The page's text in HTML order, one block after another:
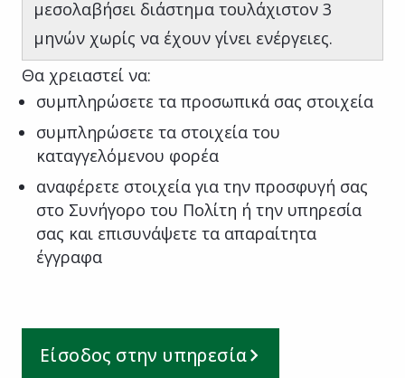
μεσολαβήσει διάστημα τουλάχιστον 3
μηνών χωρίς να έχουν γίνει ενέργειες.
Θα χρειαστεί να:
συμπληρώσετε τα προσωπικά σας στοιχεία
συμπληρώσετε τα στοιχεία του
καταγγελόμενου φορέα
αναφέρετε στοιχεία για την προσφυγή σας
στο Συνήγορο του Πολίτη ή την υπηρεσία
σας και επισυνάψετε τα απαραίτητα
έγγραφα
Είσοδος στην υπηρεσία